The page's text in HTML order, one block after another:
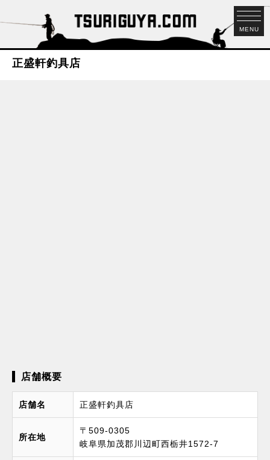
MENU
正盛軒釣具店
店舗概要
店舗名 正盛軒釣具店
所在地
〒509-0305
岐阜県加茂郡川辺町西栃井1572-7